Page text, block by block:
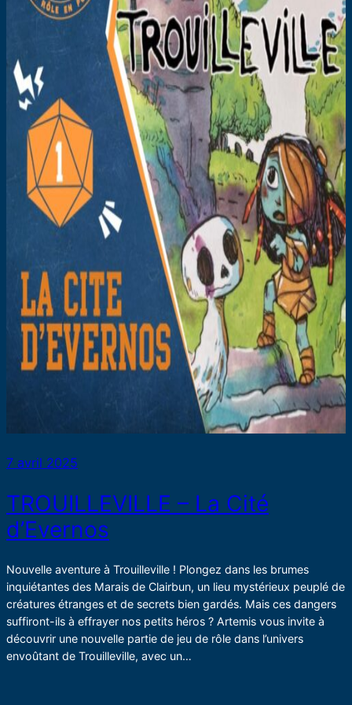
7 avril 2025
TROUILLEVILLE – La Cité
d’Evernos
Nouvelle aventure à Trouilleville ! Plongez dans les brumes
inquiétantes des Marais de Clairbun, un lieu mystérieux peuplé de
créatures étranges et de secrets bien gardés. Mais ces dangers
suffiront-ils à effrayer nos petits héros ? Artemis vous invite à
découvrir une nouvelle partie de jeu de rôle dans l’univers
envoûtant de Trouilleville, avec un…